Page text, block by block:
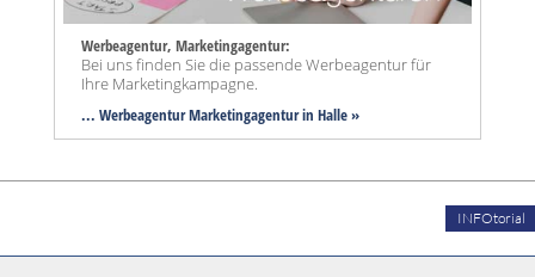
Werbeagentur, Marketingagentur:
Bei uns finden Sie die passende Werbeagentur für
Ihre Marketingkampagne.
... Werbeagentur Marketingagentur in Halle »
INFOtorial